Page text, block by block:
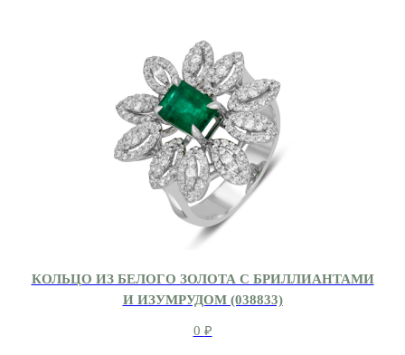
КОЛЬЦО ИЗ БЕЛОГО ЗОЛОТА С БРИЛЛИАНТАМИ
И ИЗУМРУДОМ (038833)
0 ₽